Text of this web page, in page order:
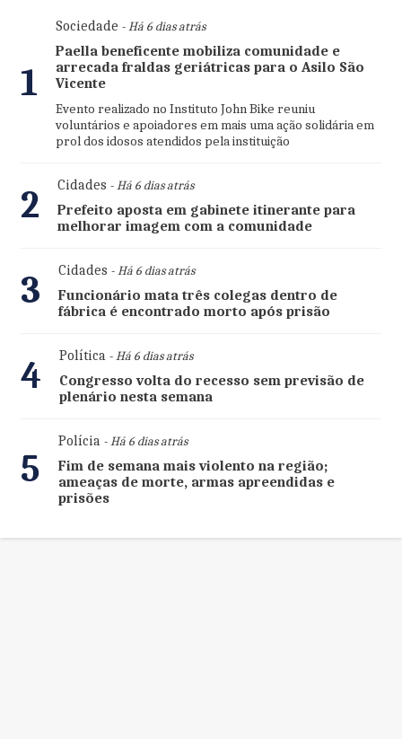
1
Sociedade - Há 6 dias atrás
Paella beneficente mobiliza comunidade e
arrecada fraldas geriátricas para o Asilo São
Vicente
Evento realizado no Instituto John Bike reuniu
voluntários e apoiadores em mais uma ação solidária em
prol dos idosos atendidos pela instituição
2 Cidades - Há 6 dias atrás
Prefeito aposta em gabinete itinerante para
melhorar imagem com a comunidade
3 Cidades - Há 6 dias atrás
Funcionário mata três colegas dentro de
fábrica é encontrado morto após prisão
4 Política- Há 6 dias atrás
Congresso volta do recesso sem previsão de
plenário nesta semana
5
Polícia- Há 6 dias atrás
Fim de semana mais violento na região;
ameaças de morte, armas apreendidas e
prisões